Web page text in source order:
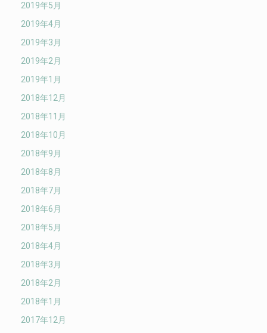
2019年5月
2019年4月
2019年3月
2019年2月
2019年1月
2018年12月
2018年11月
2018年10月
2018年9月
2018年8月
2018年7月
2018年6月
2018年5月
2018年4月
2018年3月
2018年2月
2018年1月
2017年12月